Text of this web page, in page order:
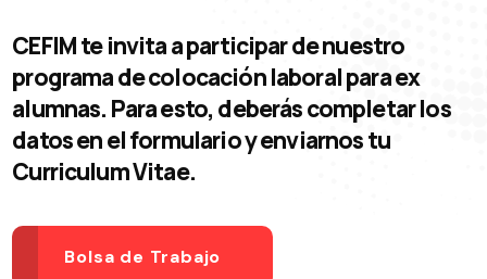
CEFIM te invita a participar de nuestro
programa de colocación laboral para ex
alumnas. Para esto, deberás completar los
datos en el formulario y enviarnos tu
Curriculum Vitae.
Bolsa de Trabajo